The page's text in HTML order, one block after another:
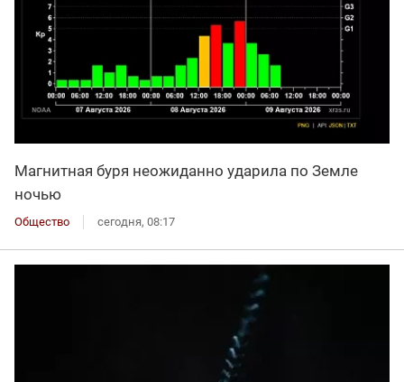
Магнитная буря неожиданно ударила по Земле
ночью
Общество сегодня, 08:17